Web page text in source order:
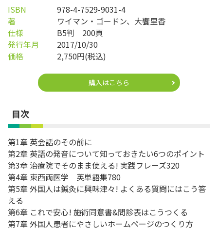
ISBN
978-4-7529-9031-4
著
ワイマン・ゴードン、大饗里香
仕様
B5判 200頁
発行年月
2017/10/30
価格
2,750円(税込)
購入はこちら
目次
第1章 英会話のその前に
第2章 英語の発音について知っておきたい6つのポイント
第3章 治療院でそのまま使える! 実践フレーズ320
第4章 東西両医学 英単語集780
第5章 外国人は鍼灸に興味津々! よくある質問にはこう答
える
第6章 これで安心! 施術同意書&問診表はこうつくる
第7章 外国人患者にやさしいホームページのつくり方